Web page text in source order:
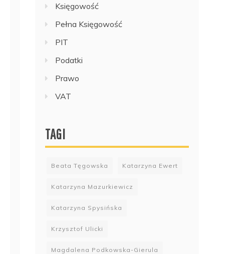
Księgowość
Pełna Księgowość
PIT
Podatki
Prawo
VAT
TAGI
Beata Tęgowska Katarzyna Ewert
Katarzyna Mazurkiewicz
Katarzyna Spysińska
Krzysztof Ulicki
Magdalena Podkowska-Gierula